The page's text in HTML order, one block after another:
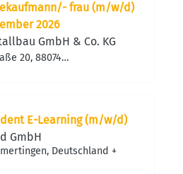
frau (m/w/d)
2026
GmbH & Co. KG
20, 88074
E-Learning (m/w/d)
GmbH
Deutschland +